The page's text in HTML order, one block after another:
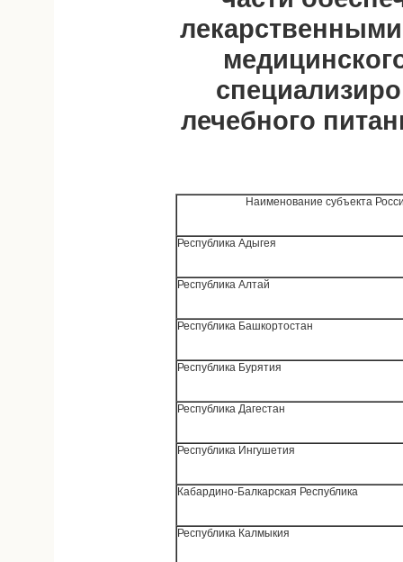
лечебного
Наименование субъекта
Республика Адыгея
Республика Алтай
Республика Башкортостан
Республика Бурятия
Республика Дагестан
Республика Ингушетия
Кабардино-Балкарская Республика
Республика Калмыкия